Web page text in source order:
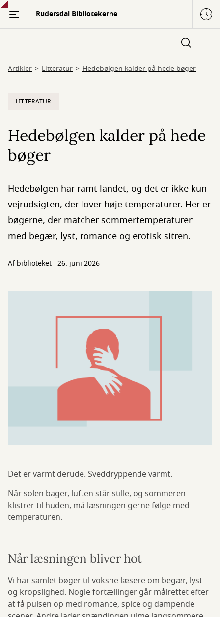
Gå
hovedindhold
Rudersdal Bibliotekerne
Artikler Litteratur Hedebølgen kalder på hede bøger
LITTERATUR
Hedebølgen kalder på hede
bøger
Hedebølgen har ramt landet, og det er ikke kun
vejrudsigten, der lover høje temperaturer. Her er
bøgerne, der matcher sommertemperaturen
med begær, lyst, romance og erotisk sitren.
Af biblioteket 26. juni 2026
Det er varmt derude. Sveddryppende varmt.
Når solen bager, luften står stille, og sommeren
klistrer til huden, må læsningen gerne følge med
temperaturen.
Når læsningen bliver hot
Vi har samlet bøger til voksne læsere om begær, lyst
og kropslighed. Nogle fortællinger går målrettet efter
at få pulsen op med romance, spice og dampende